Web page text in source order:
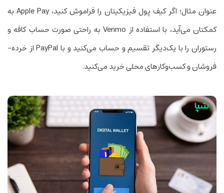
عنوان مثال؛ اگر کیف پول فیزیکی­تان را فراموش کنید، Apple Pay به
کمک­تان می‌آید، با استفاده از Venmo به راحتی صورت حساب کافه و
رستوران را با یک‌دیگر تقسیم و حساب می­‌کنید و با PayPal از خرده‌­
فروشان و کسب‌وکارهای محلی خرید می‌­کنید.